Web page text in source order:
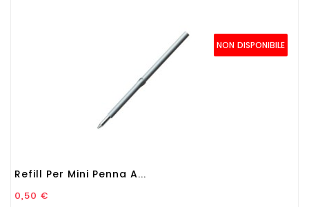
NON DISPONIBILE
Refill Per Mini Penna A...
Prezzo
0,50 €